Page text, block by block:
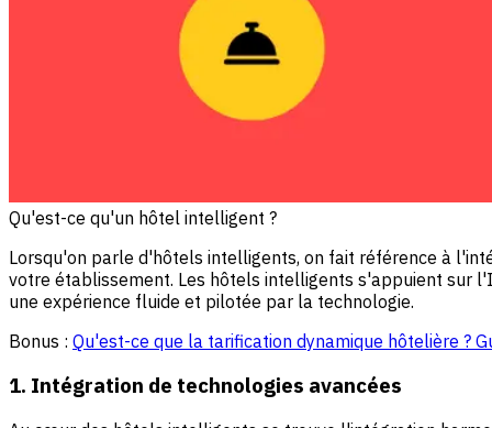
Qu'est-ce qu'un hôtel intelligent ?
Lorsqu'on parle d'hôtels intelligents, on fait référence à
votre établissement. Les hôtels intelligents s'appuient sur
une expérience fluide et pilotée par la technologie.
Bonus : Qu'est-ce que la tarification dynamique hôtelière ?
1. Intégration de technologies avancées